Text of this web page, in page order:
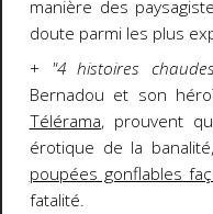
manière des
doute parmi les plus
+ "4 histoires
Bernadou et son
Télérama, prouvent
érotique de la
poupées gonflables
fatalité.